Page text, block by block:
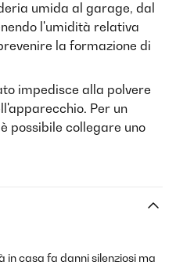
umida al garage, dal
l'umidità relativa
la formazione di
impedisce alla polvere
Per un
possibile collegare uno
in casa fa danni silenziosi ma